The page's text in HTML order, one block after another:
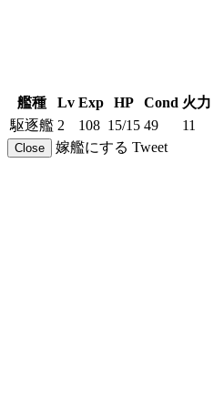
艦種 Lv Exp HP Cond 火力
駆逐艦 2 108 15/15 49 11
Close 嫁艦にする Tweet